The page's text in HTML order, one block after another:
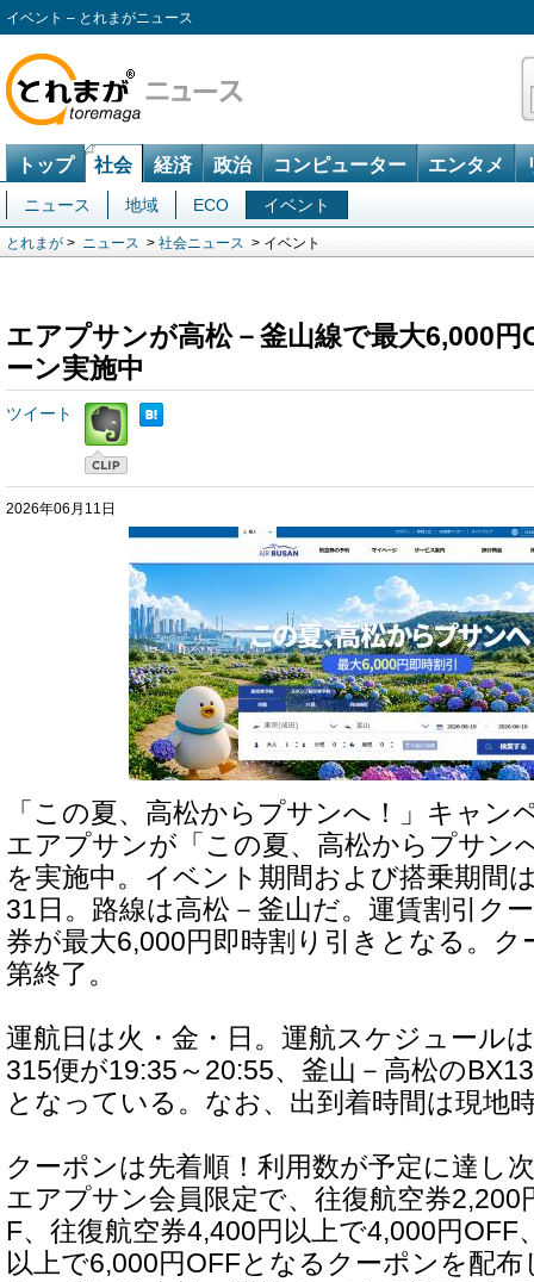
イベント – とれまがニュース
トップ 社会 経済 政治 コンピューター エンタメ
ニュース 地域 ECO イベント
とれまが > ニュース > 社会ニュース > イベント
エアプサンが高松－釜山線で最大6,000
ーン実施中
ツイート
2026年06月11日
「この夏、高松からプサンへ！」キャン
エアプサンが「この夏、高松からプサン
を実施中。イベント期間および搭乗期間
31日。路線は高松－釜山だ。運賃割引ク
券が最大6,000円即時割り引きとなる。
第終了。
運航日は火・金・日。運航スケジュール
315便が19:35～20:55、釜山－高松の
となっている。なお、出到着時間は現地
クーポンは先着順！利用数が予定に達し
エアプサン会員限定で、往復航空券2,200
F、往復航空券4,400円以上で4,000円OFF
以上で6,000円OFFとなるクーポンを配